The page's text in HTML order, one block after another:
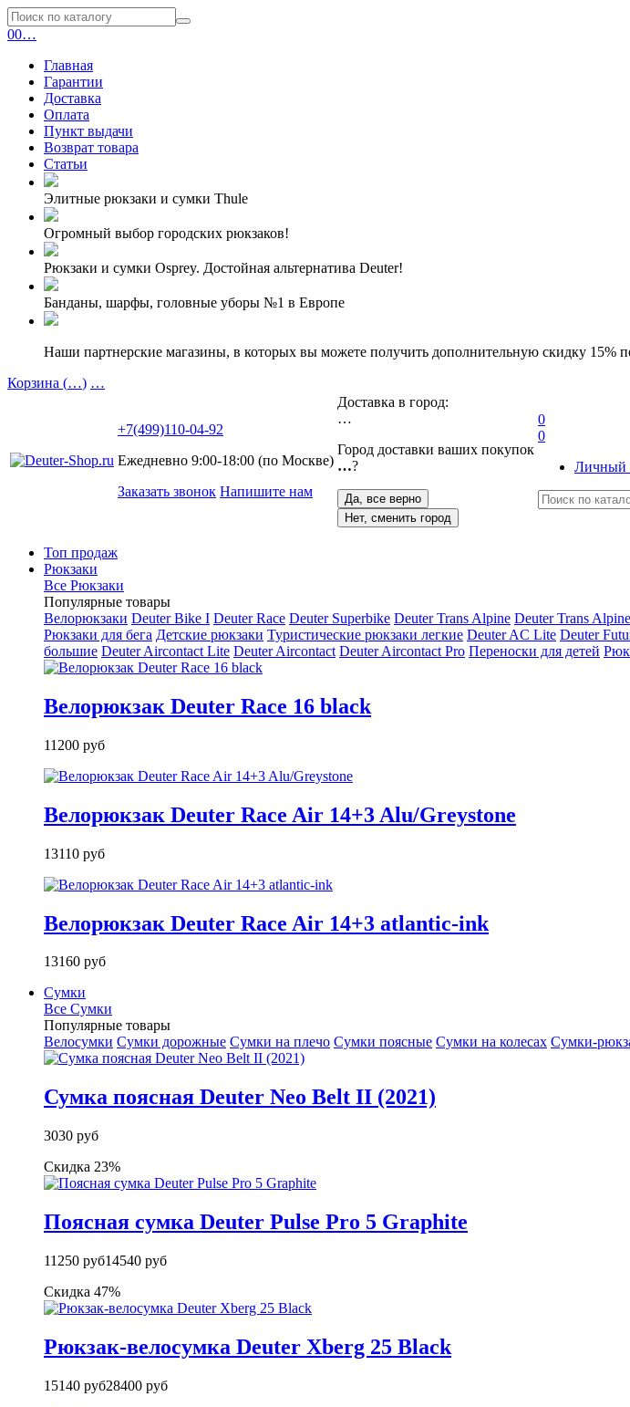
00…
Главная
Гарантии
Доставка
Оплата
Пункт выдачи
Возврат товара
Статьи
Элитные рюкзаки и сумки Thule
Огромный выбор городских рюкзаков!
Рюкзаки и сумки Osprey. Достойная альтернатива Deuter!
Банданы, шарфы, головные уборы №1 в Европе
Наши партнерские магазины, в которых вы можете получить дополнительную скидку 15%
Корзина (…) …
+7(499)110-04-92
Ежедневно 9:00-18:00 (по Москве)
Заказать звонок Напишите нам
Доставка в город:
…
Город доставки ваших покупок
…?
Да, все верно
Нет, сменить город
0
0
Личный
Топ продаж
Рюкзаки
Все Рюкзаки
Популярные товары
Велорюкзаки Deuter Bike I Deuter Race Deuter Superbike Deuter Trans Alpine Deuter Trans
Рюкзаки для бега Детские рюкзаки Туристические рюкзаки легкие Deuter AС Lite Deuter
большие Deuter Aircontact Lite Deuter Aircontact Deuter Aircontact Pro Переноски для детей
Велорюкзак Deuter Race 16 black
11200 руб
Велорюкзак Deuter Race Air 14+3 Alu/Greystone
13110 руб
Велорюкзак Deuter Race Air 14+3 atlantic-ink
13160 руб
Сумки
Все Сумки
Популярные товары
Велосумки Сумки дорожные Сумки на плечо Сумки поясные Сумки на колесах Сумки-
Сумка поясная Deuter Neo Belt II (2021)
3030 руб
Скидка 23%
Поясная сумка Deuter Pulse Pro 5 Graphite
11250 руб14540 руб
Скидка 47%
Рюкзак-велосумка Deuter Xberg 25 Black
15140 руб28400 руб